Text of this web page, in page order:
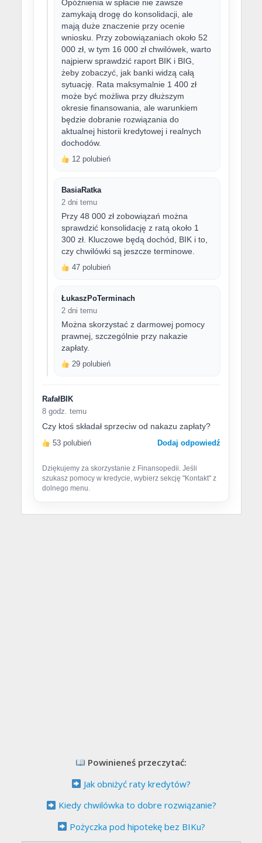
Opóźnienia w spłacie nie zawsze
zamykają drogę do konsolidacji, ale
mają duże znaczenie przy ocenie
wniosku. Przy zobowiązaniach około 52
000 zł, w tym 16 000 zł chwilówek, warto
najpierw sprawdzić raport BIK i BIG,
żeby zobaczyć, jak banki widzą całą
sytuację. Rata maksymalnie 1 400 zł
może być możliwa przy dłuższym
okresie finansowania, ale warunkiem
będzie dobranie rozwiązania do
aktualnej historii kredytowej i realnych
dochodów.
12 polubień
BasiaRatka
2 dni temu
Przy 48 000 zł zobowiązań można
sprawdzić konsolidację z ratą około 1
300 zł. Kluczowe będą dochód, BIK i to,
czy chwilówki są jeszcze terminowe.
47 polubień
ŁukaszPoTerminach
2 dni temu
Można skorzystać z darmowej pomocy
prawnej, szczególnie przy nakazie
zapłaty.
29 polubień
RafałBIK
8 godz. temu
Czy ktoś składał sprzeciw od nakazu zapłaty?
53 polubień Dodaj odpowiedź
Dziękujemy za skorzystanie z Finansopedii. Jeśli
szukasz pomocy w kredycie, wybierz sekcję "Kontakt" z
dolnego menu.
Powinieneś przeczytać:
Jak obniżyć raty kredytów?
Kiedy chwilówka to dobre rozwiązanie?
Pożyczka pod hipotekę bez BIKu?